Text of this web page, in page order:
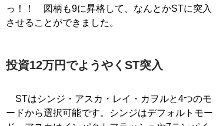
っ！！ 図柄も9に昇格して、なんとかSTに突入
させることができました。
投資12万円でようやくST突入
STはシンジ・アスカ・レイ・カヲルと4つのモ
ードから選択可能です。シンジはデフォルトモー